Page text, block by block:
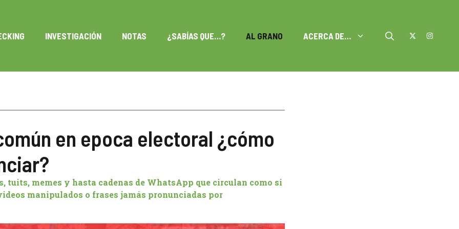
INVESTIGACIÓN NOTAS ¿SABÍAS QUE…? AL GRANO ACERCA DE…
en epoca electoral ¿cómo
tuits, memes y hasta cadenas de WhatsApp que circulan como si
manipulados o frases jamás pronunciadas por